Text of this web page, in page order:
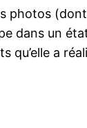
photos
dans un
a